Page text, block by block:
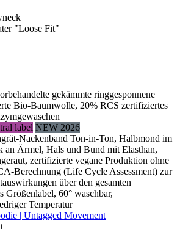
"Loose Fit"
gekämmte ringgesponnene
Bio-Baumwolle, 20% RCS zertifiziertes
label NEW 2026
Nackenband Ton-in-Ton, Halbmond im
an Ärmel, Hals und Bund mit Elasthan,
zertifizierte vegane Produktion ohne
Berechnung (Life Cycle Assessment) zur
über den gesamten
Größenlabel, 60° waschbar,
Temperatur
| Untagged Movement